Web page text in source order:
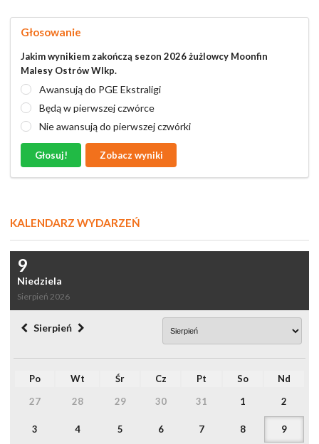
Głosowanie
Jakim wynikiem zakończą sezon 2026 żużlowcy Moonfin
Malesy Ostrów Wlkp.
Awansują do PGE Ekstraligi
Będą w pierwszej czwórce
Nie awansują do pierwszej czwórki
Głosuj! Zobacz wyniki
KALENDARZ WYDARZEŃ
9
Niedziela
Sierpień 2026
Sierpień
Po Wt Śr Cz Pt So
Nd
27
28 29 30 31 1 2
3 4 5 6 7 8 9